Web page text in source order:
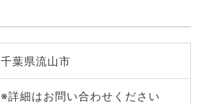
千葉県流山市
※詳細はお問い合わせください